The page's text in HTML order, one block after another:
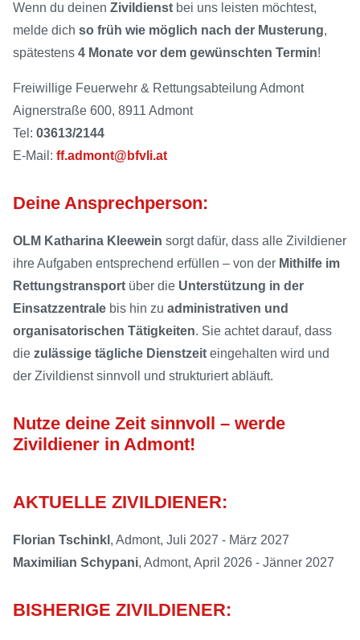
Wenn du deinen Zivildienst bei uns leisten möchtest,
melde dich so früh wie möglich nach der Musterung,
spätestens 4 Monate vor dem gewünschten Termin!
Freiwillige Feuerwehr & Rettungsabteilung Admont
Aignerstraße 600, 8911 Admont
Tel: 03613/2144
E-Mail: ff.admont@bfvli.at
Deine Ansprechperson:
OLM Katharina Kleewein sorgt dafür, dass alle Zivildiener
ihre Aufgaben entsprechend erfüllen – von der Mithilfe im
Rettungstransport über die Unterstützung in der
Einsatzzentrale bis hin zu administrativen und
organisatorischen Tätigkeiten. Sie achtet darauf, dass
die zulässige tägliche Dienstzeit eingehalten wird und
der Zivildienst sinnvoll und strukturiert abläuft.
Nutze deine Zeit sinnvoll – werde
Zivildiener in Admont!
AKTUELLE ZIVILDIENER:
Florian Tschinkl , Admont, Juli 2027 - März 2027
Maximilian Schypani, Admont, April 2026 - Jänner 2027
BISHERIGE ZIVILDIENER: